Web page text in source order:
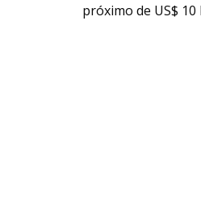
próximo de US$